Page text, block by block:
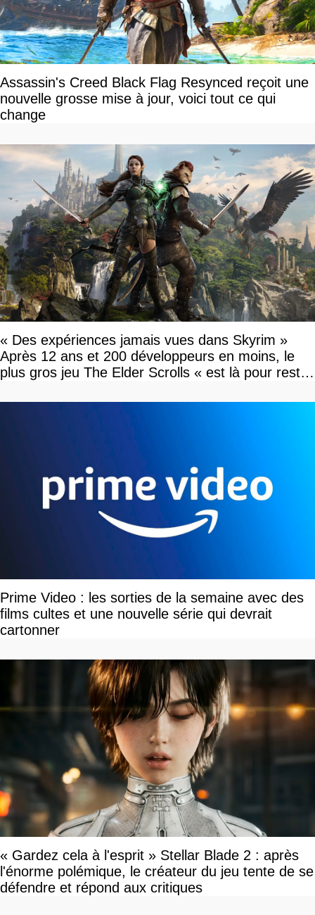
Assassin's Creed Black Flag Resynced reçoit une
nouvelle grosse mise à jour, voici tout ce qui
change
« Des expériences jamais vues dans Skyrim »
Après 12 ans et 200 développeurs en moins, le
plus gros jeu The Elder Scrolls « est là pour rester
Prime Video : les sorties de la semaine avec des
films cultes et une nouvelle série qui devrait
cartonner
« Gardez cela à l'esprit » Stellar Blade 2 : après
l'énorme polémique, le créateur du jeu tente de se
défendre et répond aux critiques